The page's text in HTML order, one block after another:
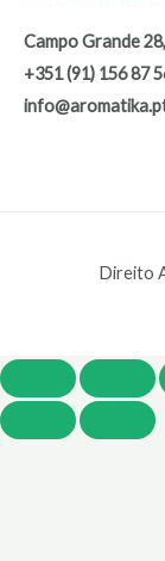
Campo Grande
+351 (91) 156 87
Direito